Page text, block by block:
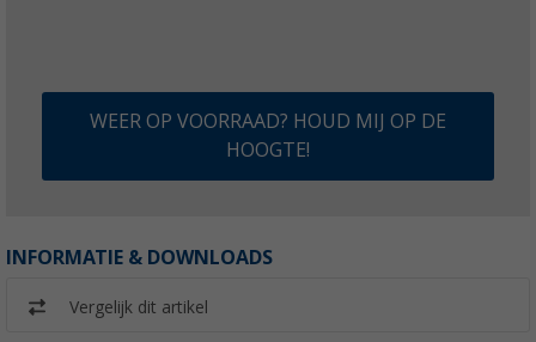
WEER OP VOORRAAD? HOUD MIJ OP DE
HOOGTE!
INFORMATIE & DOWNLOADS
Vergelijk dit artikel